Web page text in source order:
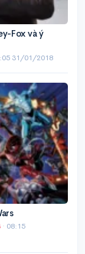
Fox và ý
31/01/2018
· 08:15